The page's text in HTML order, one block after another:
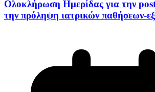
Ολοκλήρωση Ημερίδας για την
την πρόληψη ιατρικών παθήσεων-